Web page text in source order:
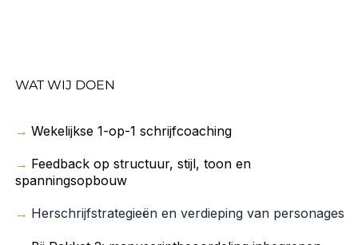
WAT WIJ DOEN
→ Wekelijkse 1-op-1 schrijfcoaching
→ Feedback op structuur, stijl, toon en
spanningsopbouw
→ Herschrijfstrategieën en verdieping van personages